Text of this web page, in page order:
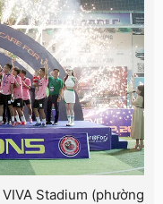
Stadium (phường